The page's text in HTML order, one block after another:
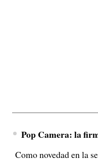
Pop Camera: la
Como novedad en la